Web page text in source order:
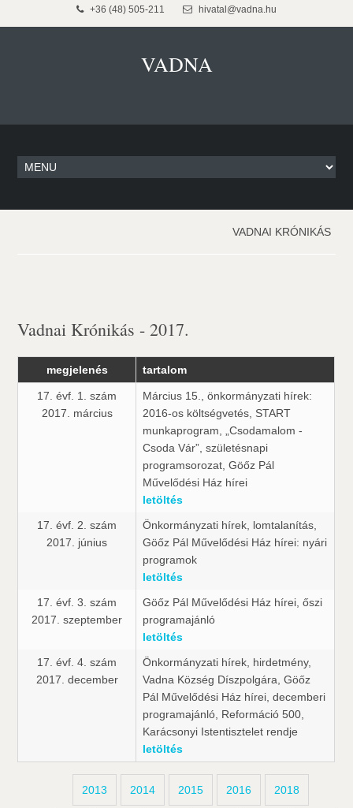
+36 (48) 505-211 hivatal@vadna.hu
VADNA
VADNAI KRÓNIKÁS
Vadnai Krónikás - 2017.
megjelenés tartalom
17. évf. 1. szám
2017. március
Március 15., önkormányzati hírek:
2016-os költségvetés, START
munkaprogram, „Csodamalom -
Csoda Vár”, születésnapi
programsorozat, Göőz Pál
Művelődési Ház hírei
letöltés
17. évf. 2. szám
2017. június
Önkormányzati hírek, lomtalanítás,
Göőz Pál Művelődési Ház hírei: nyári
programok
letöltés
17. évf. 3. szám
2017. szeptember
Göőz Pál Művelődési Ház hírei, őszi
programajánló
letöltés
17. évf. 4. szám
2017. december
Önkormányzati hírek, hirdetmény,
Vadna Község Díszpolgára, Göőz
Pál Művelődési Ház hírei, decemberi
programajánló, Reformáció 500,
Karácsonyi Istentisztelet rendje
letöltés
2013 2014 2015 2016 2018